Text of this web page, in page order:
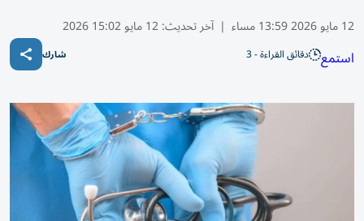
12 مايو 2026 13:59 مساء | آخر تحديث:12 مايو 15:02 2026
استمع دقائق القراءة - 3 شارك